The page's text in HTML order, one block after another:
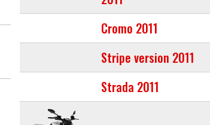
Cromo 2011
Stripe version 2011
Strada 2011